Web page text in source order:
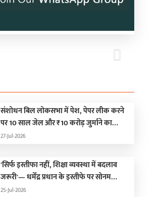
Next
संशोधन बिल लोकसभा में पेश, पेपर लीक करने
पर 10 साल जेल और ₹10 करोड़ जुर्माने का
प्रावधान ; हंगामे के कारण दोनों सदन स्थगित
27-Jul-2026
'सिर्फ इस्तीफा नहीं, शिक्षा व्यवस्था में बदलाव
जरूरी'— धर्मेंद्र प्रधान के इस्तीफे पर सोनम
वांगचुक की पहली प्रतिक्रिया
25-Jul-2026